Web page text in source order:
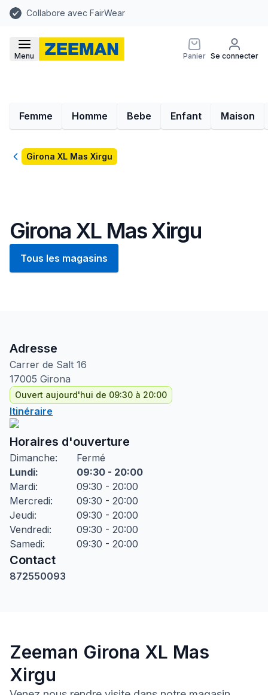
Collabore avec FairWear
Menu Panier Se connecter
Femme Homme Bebe Enfant Maison
RetourGirona XL Mas Xirgu
Girona XL Mas Xirgu
Tous les magasins
Adresse
Carrer de Salt 16
17005 Girona
Ouvert aujourd'hui de 09:30 à 20:00
Itinéraire
Horaires d'ouverture
Dimanche:
Fermé
Lundi:
09:30 - 20:00
Mardi:
09:30 - 20:00
Mercredi:
09:30 - 20:00
Jeudi:
09:30 - 20:00
Vendredi:
09:30 - 20:00
Samedi: 09:30 - 20:00
Contact
872550093
Zeeman Girona XL Mas
Xirgu